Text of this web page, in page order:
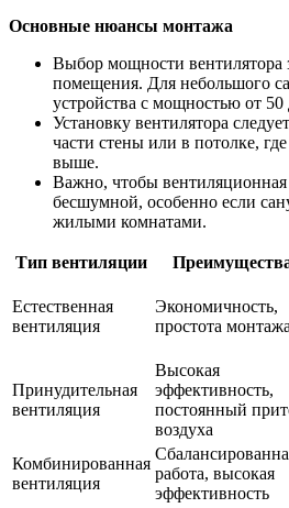
Основные нюансы монтажа
Выбор мощности вентилятора
помещения. Для небольшого
устройства с мощностью от 50
Установку вентилятора
части стены или в потолке,
выше.
Важно, чтобы вентиляционная
бесшумной, особенно если
жилыми комнатами.
Тип вентиляции
Естественная
вентиляция
Экономичность,
простота монтажа
Принудительная
вентиляция
Высокая
эффективность,
постоянный
воздуха
Комбинированная
вентиляция
работа, высокая
эффективность